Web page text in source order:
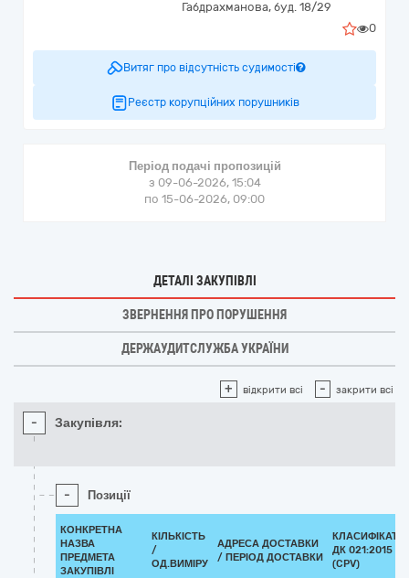
Габдрахманова, буд. 18/29
0
Витяг про відсутність судимості
Реєстр корупційних порушників
Період подачі пропозицій
з 09-06-2026, 15:04
по 15-06-2026, 09:00
ДЕТАЛІ ЗАКУПІВЛІ
ЗВЕРНЕННЯ ПРО ПОРУШЕННЯ
ДЕРЖАУДИТСЛУЖБА УКРАЇНИ
+ відкрити всі - закрити всі
- Закупівля:
- Позиції
КОНКРЕТНА
НАЗВА
ПРЕДМЕТА
ЗАКУПІВЛІ
КІЛЬКІСТЬ
/
ОД.ВИМІРУ
АДРЕСА ДОСТАВКИ
/ ПЕРІОД ДОСТАВКИ
ДК 021:2015
(CPV)